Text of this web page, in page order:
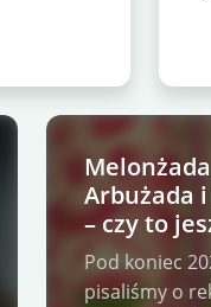
Arbużada
– czy to
piwo, czy
butelce
Pod koniec
pisaliśmy o